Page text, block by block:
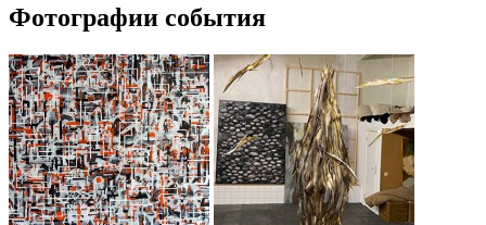
Фотографии события